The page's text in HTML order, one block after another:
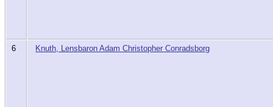
6 Knuth, Lensbaron Adam Christopher Conradsborg